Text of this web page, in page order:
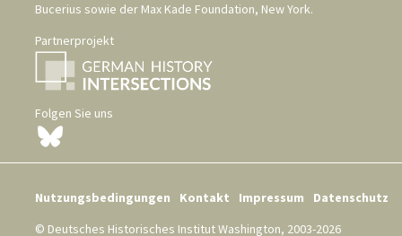
Bucerius sowie der Max Kade Foundation, New York.
Partnerprojekt
Folgen Sie uns
Nutzungsbedingungen Kontakt Impressum
Datenschutz
© Deutsches Historisches Institut Washington, 2003-2026